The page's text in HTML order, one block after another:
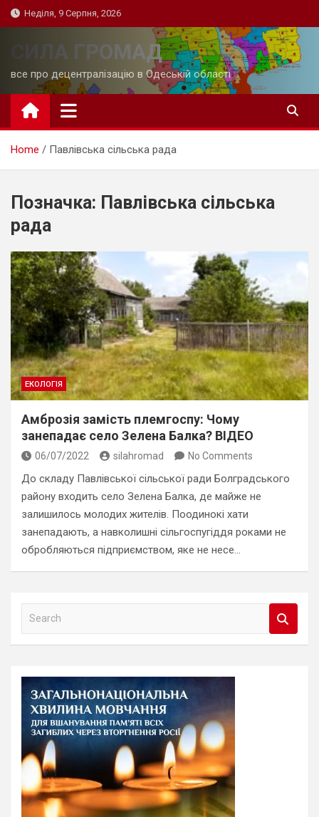
Skip
to
Неділя, 9 Серпня, 2026
СИЛА ГРОМАД
все про децентралізацію в Одеській області
Home Павлівська сільська рада
Позначка: Павлівська сільська
рада
ЕКОЛОГІЯ
Амброзія замість племгоспу: Чому
занепадає село Зелена Балка? ВІДЕО
06/07/2022 silahromad No Comments
До складу Павлівської сільської ради Болградського
району входить село Зелена Балка, де майже не
залишилось молодих жителів. Поодинокі хати
занепадають, а навколишні сільгоспугіддя роками не
обробляються підприємством, яке не несе…
a